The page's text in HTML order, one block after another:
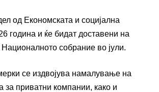
од Економската и социјална
година и ќе бидат доставени на
собрание во јули.
се издвојува намалување на
за приватни компании, како и